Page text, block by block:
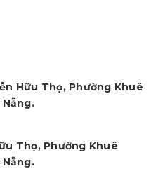
Hữu Thọ, Phường Khuê
Thọ, Phường Khuê